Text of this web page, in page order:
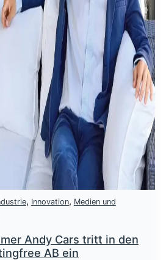
, Innovation, Medien und
Andy Cars tritt in den
AB ein